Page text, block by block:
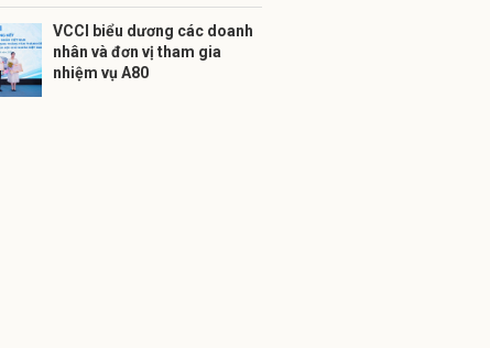
VCCI biểu dương các doanh
nhân và đơn vị tham gia
nhiệm vụ A80